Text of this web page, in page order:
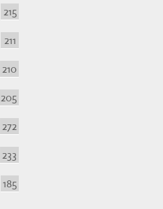
215
211
210
205
272
233
185